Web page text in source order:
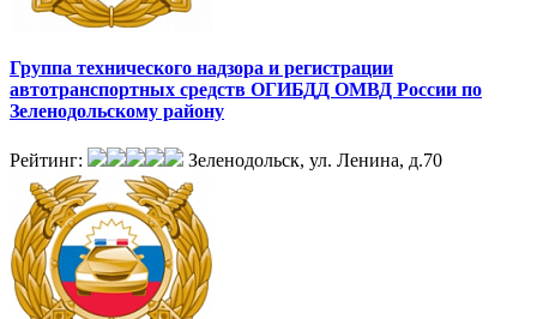
Группа технического надзора и регистрации
автотранспортных средств ОГИБДД ОМВД России по
Зеленодольскому району
Рейтинг: Зеленодольск, ул. Ленина, д.70